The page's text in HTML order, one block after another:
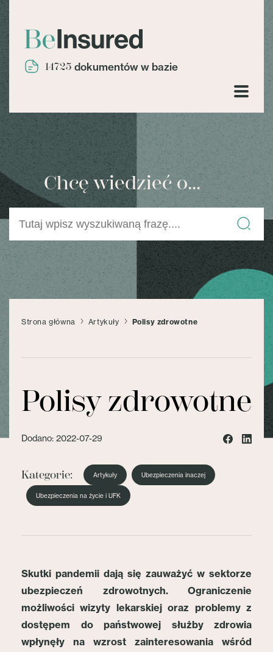
14725 dokumentów w bazie
Chcę wiedzieć o...
Strona główna Artykuły Polisy zdrowotne
Polisy zdrowotne
Dodano: 2022-07-29
Kategorie: Artykuły Ubezpieczenia inaczej
Ubezpieczenia na życie i UFK
Skutki pandemii dają się zauważyć w sektorze
ubezpieczeń zdrowotnych. Ograniczenie
możliwości wizyty lekarskiej oraz problemy z
dostępem do państwowej służby zdrowia
wpłynęły na wzrost zainteresowania wśród